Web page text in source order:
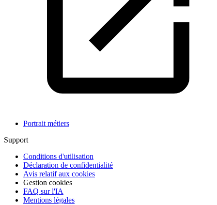
Portrait métiers
Support
Conditions d'utilisation
Déclaration de confidentialité
Avis relatif aux cookies
Gestion cookies
FAQ sur l'IA
Mentions légales